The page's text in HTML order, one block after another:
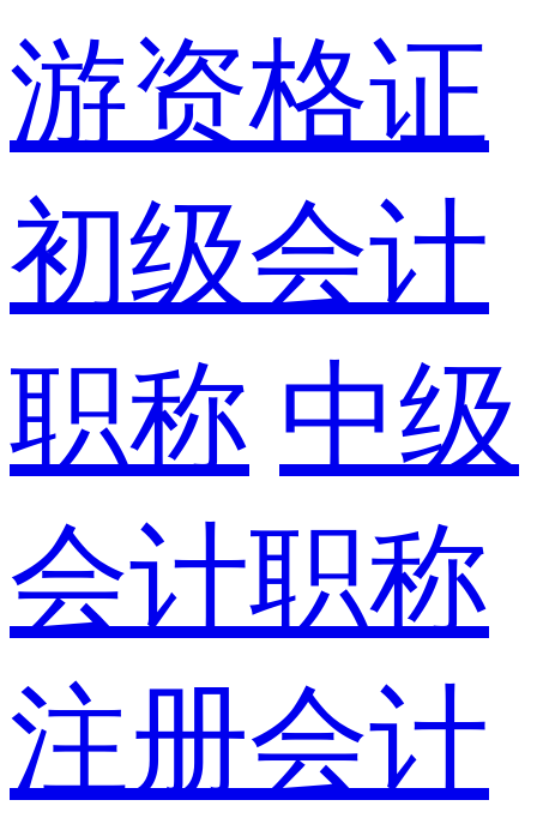
游资格证
初级会计
职称 中级
会计职称
注册会计